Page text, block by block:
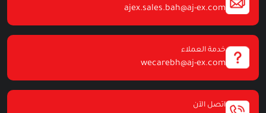
ajex.sales.bah@aj-ex.com
خدمة العملاء
wecarebh@aj-ex.com
اتصل الآن